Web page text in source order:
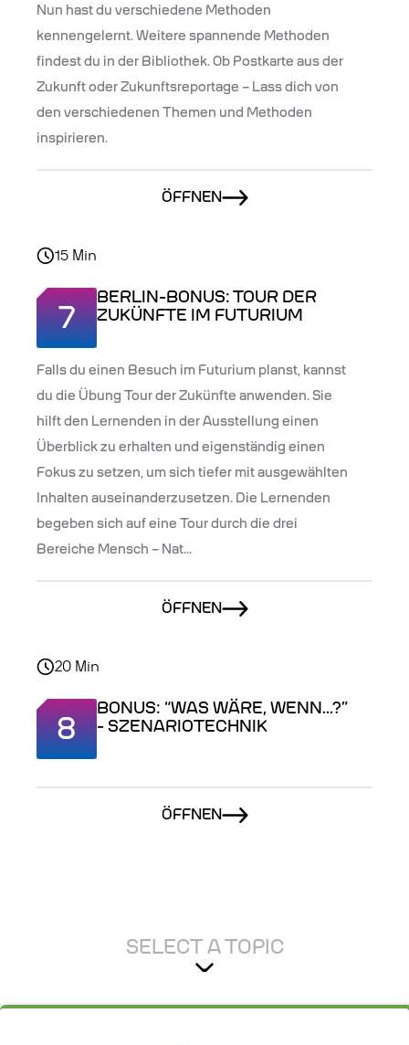
Nun hast du verschiedene Methoden
kennengelernt. Weitere spannende Methoden
findest du in der Bibliothek. Ob Postkarte aus der
Zukunft oder Zukunftsreportage – Lass dich von
den verschiedenen Themen und Methoden
inspirieren.
ÖFFNEN
15 Min
7
BERLIN-BONUS: TOUR DER
ZUKÜNFTE IM FUTURIUM
Falls du einen Besuch im Futurium planst, kannst
du die Übung Tour der Zukünfte anwenden. Sie
hilft den Lernenden in der Ausstellung einen
Überblick zu erhalten und eigenständig einen
Fokus zu setzen, um sich tiefer mit ausgewählten
Inhalten auseinanderzusetzen. Die Lernenden
begeben sich auf eine Tour durch die drei
Bereiche Mensch – Nat...
ÖFFNEN
20 Min
8
BONUS: “WAS WÄRE, WENN…?”
- SZENARIOTECHNIK
ÖFFNEN
SELECT A TOPIC